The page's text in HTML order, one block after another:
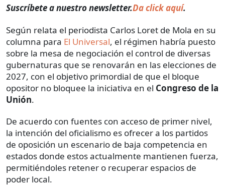
Suscríbete a nuestro newsletter.Da click aquí.
Según relata el periodista Carlos Loret de Mola en su
columna para El Universal, el régimen habría puesto
sobre la mesa de negociación el control de diversas
gubernaturas que se renovarán en las elecciones de
2027, con el objetivo primordial de que el bloque
opositor no bloquee la iniciativa en el Congreso de la
Unión.
De acuerdo con fuentes con acceso de primer nivel,
la intención del oficialismo es ofrecer a los partidos
de oposición un escenario de baja competencia en
estados donde estos actualmente mantienen fuerza,
permitiéndoles retener o recuperar espacios de
poder local.